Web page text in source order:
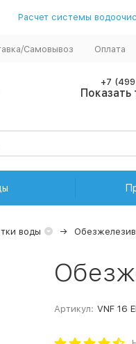
Расчет системы
Самовывоз Оплата
+7
Показать
воды
Артикул: VNF 16